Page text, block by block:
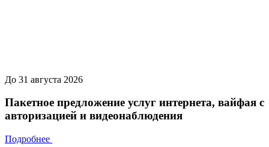
До 31 августа 2026
Пакетное предложение услуг интернета, вайфая с
авторизацией и видеонаблюдения
Подробнее